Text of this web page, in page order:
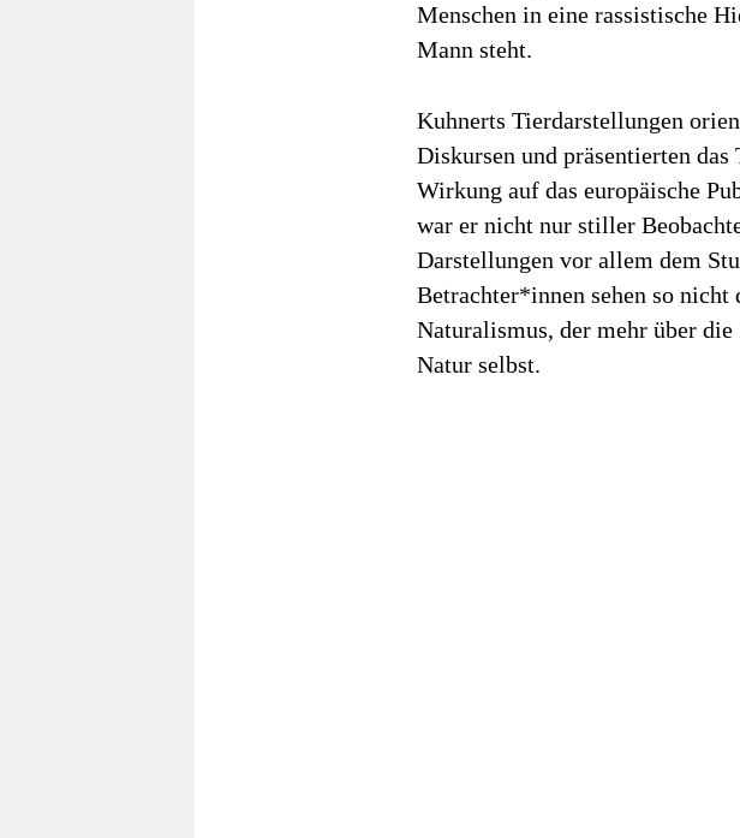
Menschen in eine rassistische
Mann steht.
Kuhnerts Tierdarstellungen
Diskursen und präsentierten
Wirkung auf das europäische
war er nicht nur stiller
Darstellungen vor allem dem
Betrachter*innen sehen so
Naturalismus, der mehr über
Natur selbst.